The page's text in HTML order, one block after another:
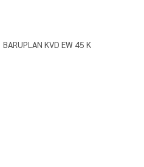
BARUPLAN KVD EW 45 K